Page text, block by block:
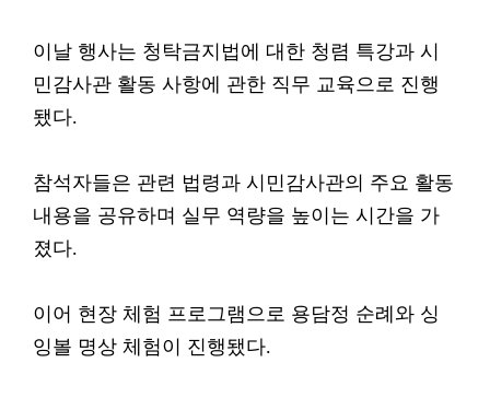
이날 행사는 청탁금지법에 대한 청렴 특강과 시
민감사관 활동 사항에 관한 직무 교육으로 진행
됐다.
참석자들은 관련 법령과 시민감사관의 주요 활동
내용을 공유하며 실무 역량을 높이는 시간을 가
졌다.
이어 현장 체험 프로그램으로 용담정 순례와 싱
잉볼 명상 체험이 진행됐다.